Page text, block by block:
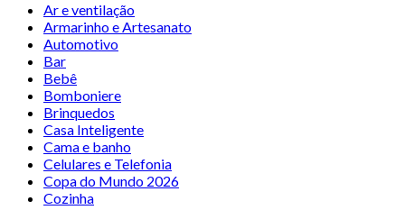
Ar e ventilação
Armarinho e Artesanato
Automotivo
Bar
Bebê
Bomboniere
Brinquedos
Casa Inteligente
Cama e banho
Celulares e Telefonia
Copa do Mundo 2026
Cozinha